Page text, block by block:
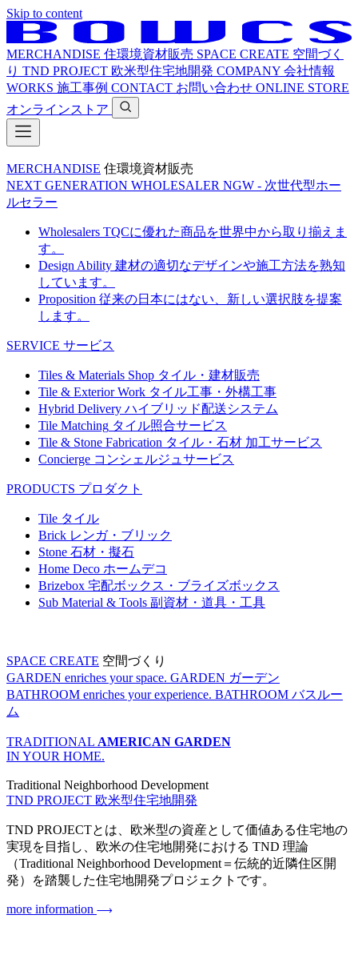
Skip to content
MERCHANDISE 住環境資材販売 SPACE CREATE 空間づく
り TND PROJECT 欧米型住宅地開発 COMPANY 会社情報
WORKS 施工事例 CONTACT お問い合わせ ONLINE STORE
オンラインストア
MERCHANDISE 住環境資材販売
NEXT GENERATION WHOLESALER NGW - 次世代型ホー
ルセラー
Wholesalers TQCに優れた商品を世界中から取り揃えま
す。
Design Ability 建材の適切なデザインや施工方法を熟知
しています。
Proposition 従来の日本にはない、新しい選択肢を提案
します。
SERVICE サービス
Tiles & Materials Shop タイル・建材販売
Tile & Exterior Work タイル工事・外構工事
Hybrid Delivery ハイブリッド配送システム
Tile Matching タイル照合サービス
Tile & Stone Fabrication タイル・石材 加工サービス
Concierge コンシェルジュサービス
PRODUCTS プロダクト
Tile タイル
Brick レンガ・ブリック
Stone 石材・擬石
Home Deco ホームデコ
Brizebox 宅配ボックス・ブライズボックス
Sub Material & Tools 副資材・道具・工具
SPACE CREATE 空間づくり
GARDEN enriches your space. GARDEN ガーデン
BATHROOM enriches your experience. BATHROOM バスルー
ム
TRADITIONAL AMERICAN GARDEN
IN YOUR HOME.
Traditional Neighborhood Development
TND PROJECT 欧米型住宅地開発
TND PROJECTとは、欧米型の資産として価値ある住宅地の
実現を目指し、欧米の住宅地開発における TND 理論
（Traditional Neighborhood Development＝伝統的近隣住区開
発）を踏襲した住宅地開発プロジェクトです。
more information